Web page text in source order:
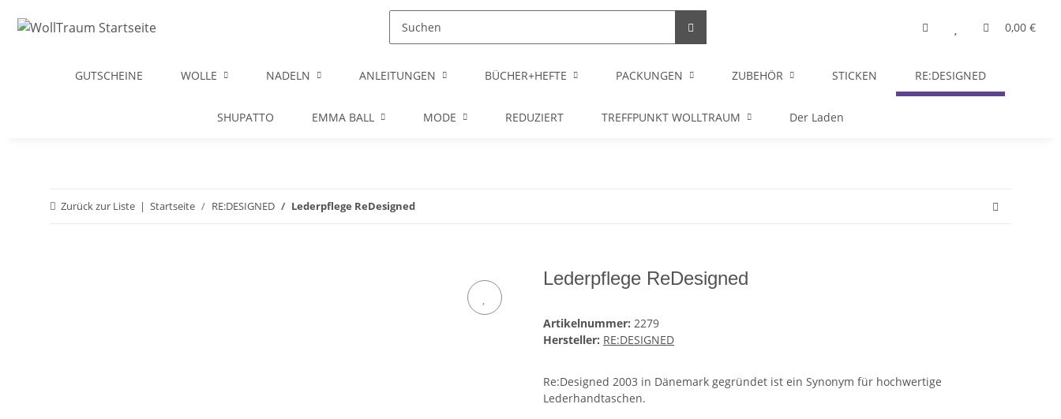
0,00 €
GUTSCHEINE WOLLE NADELN ANLEITUNGEN BÜCHER+HEFTE PACKUNGEN ZUBEHÖR STICKEN RE:DESIGNED
SHUPATTO EMMA BALL MODE REDUZIERT TREFFPUNKT WOLLTRAUM Der Laden
Zurück zur Liste Startseite RE:DESIGNED Lederpflege ReDesigned
Lederpflege ReDesigned
Artikelnummer: 2279
Hersteller: RE:DESIGNED
Re:Designed 2003 in Dänemark gegründet ist ein Synonym für hochwertige
Lederhandtaschen.